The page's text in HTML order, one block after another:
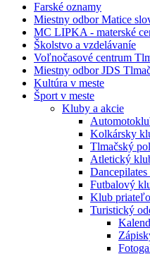
Farské oznamy
Miestny odbor Matice
MC LIPKA - materské
Školstvo a vzdelávaníe
Voľnočasové centrum
Miestny odbor JDS
Kultúra v meste
Šport v meste
Kluby a akcie
Kolkársky
Tlmačský
Atletický
Futbalový
Klub
Turistický